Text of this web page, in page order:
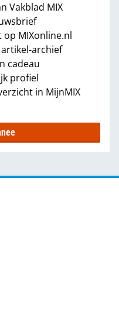
Vakblad MIX
MIXonline.nl
archief
cadeau
profiel
in MijnMIX